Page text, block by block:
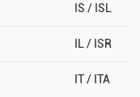
IS / ISL
IL / ISR
IT / ITA